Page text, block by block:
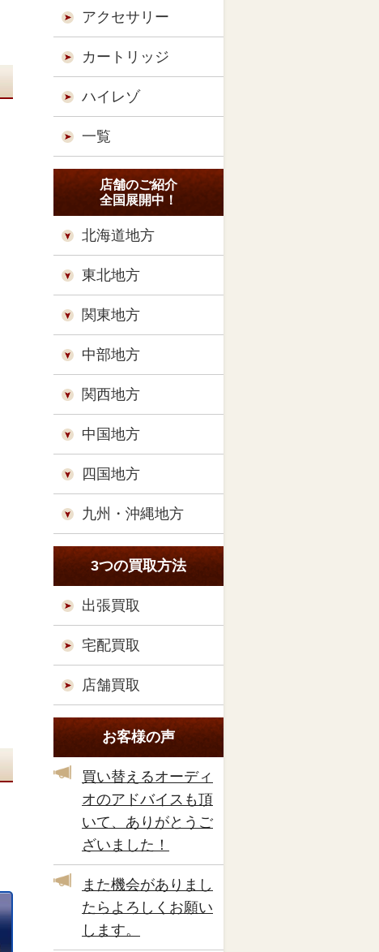
アクセサリー
カートリッジ
ハイレゾ
一覧
店舗のご紹介
全国展開中！
北海道地方
東北地方
関東地方
中部地方
関西地方
中国地方
四国地方
九州・沖縄地方
3つの買取方法
出張買取
宅配買取
店舗買取
お客様の声
買い替えるオーディ
オのアドバイスも頂
いて、ありがとうご
ざいました！
また機会がありまし
たらよろしくお願い
します。